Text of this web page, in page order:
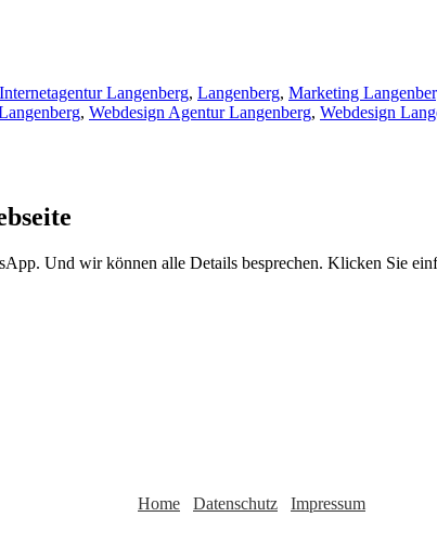
Internetagentur Langenberg, Langenberg, Marketing
, Webdesign Agentur Langenberg, Webdesign
Und wir können alle Details besprechen. Klicken Sie
Home Datenschutz Impressum